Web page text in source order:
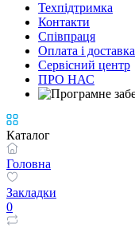
Техпідтримка
Контакти
Співпраця
Оплата і доставка
Сервісний центр
ПРО НАС
Каталог
Головна
Закладки
0